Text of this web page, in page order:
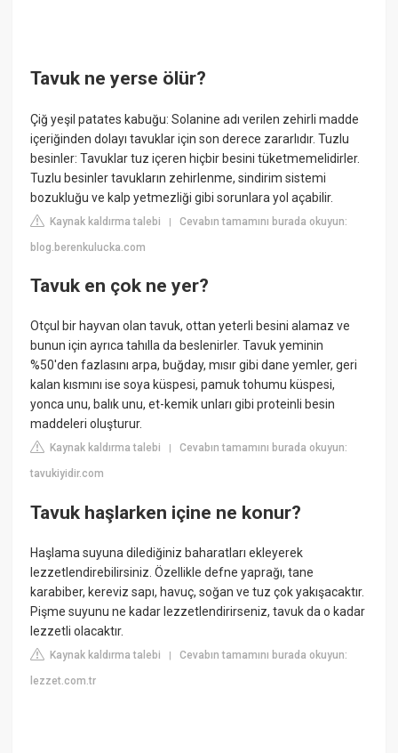
Tavuk ne yerse ölür?
Çiğ yeşil patates kabuğu: Solanine adı verilen zehirli madde
içeriğinden dolayı tavuklar için son derece zararlıdır. Tuzlu
besinler: Tavuklar tuz içeren hiçbir besini tüketmemelidirler.
Tuzlu besinler tavukların zehirlenme, sindirim sistemi
bozukluğu ve kalp yetmezliği gibi sorunlara yol açabilir.
Kaynak kaldırma talebi |Cevabın tamamını burada okuyun:
blog.berenkulucka.com
Tavuk en çok ne yer?
Otçul bir hayvan olan tavuk, ottan yeterli besini alamaz ve
bunun için ayrıca tahılla da beslenirler. Tavuk yeminin
%50'den fazlasını arpa, buğday, mısır gibi dane yemler, geri
kalan kısmını ise soya küspesi, pamuk tohumu küspesi,
yonca unu, balık unu, et-kemik unları gibi proteinli besin
maddeleri oluşturur.
Kaynak kaldırma talebi |Cevabın tamamını burada okuyun:
tavukiyidir.com
Tavuk haşlarken içine ne konur?
Haşlama suyuna dilediğiniz baharatları ekleyerek
lezzetlendirebilirsiniz. Özellikle defne yaprağı, tane
karabiber, kereviz sapı, havuç, soğan ve tuz çok yakışacaktır.
Pişme suyunu ne kadar lezzetlendirirseniz, tavuk da o kadar
lezzetli olacaktır.
Kaynak kaldırma talebi |Cevabın tamamını burada okuyun:
lezzet.com.tr